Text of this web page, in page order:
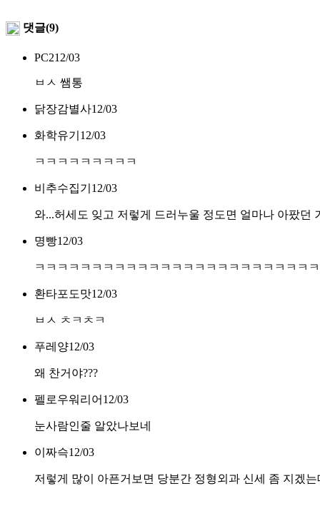
댓글(9)
PC212/03
ㅂㅅ 쌤통
닭장감별사12/03
화학유기 12/03
ㅋㅋㅋㅋㅋㅋㅋㅋㅋ
비추수집기 12/03
와...허세도 잊고 저렇게 드러누울 정도면 얼마나 아팠던
명빵12/03
ㅋㅋㅋㅋㅋㅋㅋㅋㅋㅋㅋㅋㅋㅋㅋㅋㅋㅋㅋㅋㅋㅋㅋㅋ
환타포도맛12/03
ㅂㅅ ㅊㅋㅊㅋ
푸레양12/03
왜 찬거야???
펠로우워리어 12/03
눈사람인줄 알았나보네
이짜슥12/03
저렇게 많이 아픈거보면 당분간 정형외과 신세 좀 지겠는